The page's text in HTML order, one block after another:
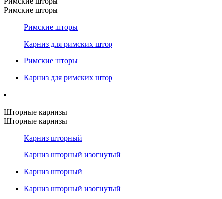
Римские шторы
Римские шторы
Карниз для римских штор
Римские шторы
Карниз для римских штор
Шторные карнизы
Шторные карнизы
Карниз шторный
Карниз шторный изогнутый
Карниз шторный
Карниз шторный изогнутый